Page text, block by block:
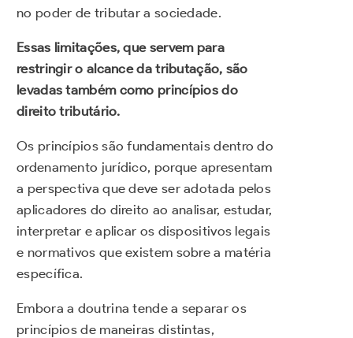
no poder de tributar a sociedade.
Essas limitações, que servem para
restringir o alcance da tributação, são
levadas também como princípios do
direito tributário.
Os princípios são fundamentais dentro do
ordenamento jurídico, porque apresentam
a perspectiva que deve ser adotada pelos
aplicadores do direito ao analisar, estudar,
interpretar e aplicar os dispositivos legais
e normativos que existem sobre a matéria
específica.
Embora a doutrina tende a separar os
princípios de maneiras distintas,